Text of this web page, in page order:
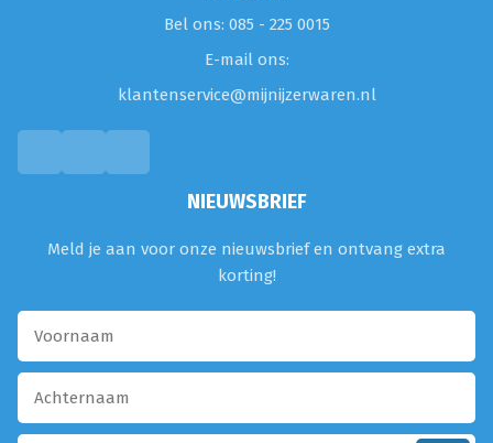
Bel ons: 085 - 225 0015
E-mail ons:
klantenservice@mijnijzerwaren.nl
NIEUWSBRIEF
Meld je aan voor onze nieuwsbrief en ontvang extra
korting!